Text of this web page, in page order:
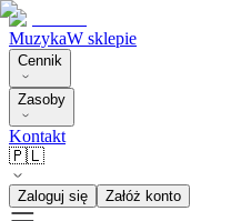
MuzykaW sklepie
Cennik
Zasoby
Kontakt
🇵🇱
Zaloguj się Załóż konto